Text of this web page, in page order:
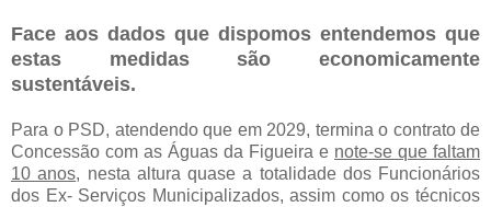
Face aos dados que dispomos entendemos que
estas medidas são economicamente
sustentáveis.
Para o PSD, atendendo que em 2029, termina o contrato de
Concessão com as Águas da Figueira e note-se que faltam
10 anos, nesta altura quase a totalidade dos Funcionários
dos Ex- Serviços Municipalizados, assim como os técnicos